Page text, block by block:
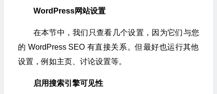
WordPress网站设置
在本节中，我们只查看几个设置，因为它们与您
的 WordPress SEO 有直接关系。但最好也运行其他
设置，例如主页、讨论设置等。
启用搜索引擎可见性